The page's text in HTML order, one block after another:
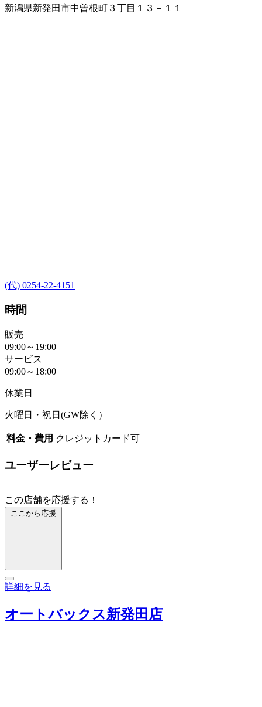
新潟県新発田市中曽根町３丁目１３－１１
(代) 0254-22-4151
時間
販売
09:00～19:00
サービス
09:00～18:00
休業日
火曜日・祝日(GW除く）
料金・費用 クレジットカード可
ユーザーレビュー
この店舗を応援する！
ここから応援
詳細を見る
オートバックス新発田店